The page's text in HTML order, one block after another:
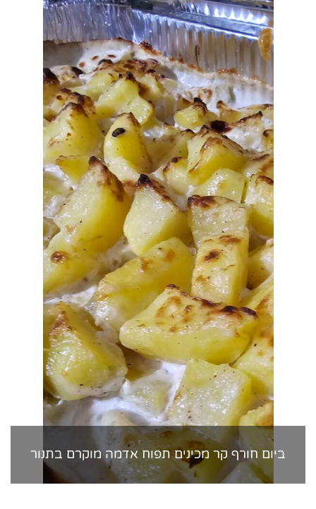
ביום חורף קר מכינים תפוח אדמה מוקרם בתנור